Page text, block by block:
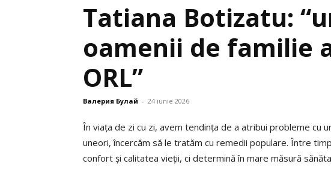
Tatiana Botizatu:
oamenii de familie
ORL”
Валерия Булай - 24 iunie 2026
În viața de zi cu zi, avem tendința de a atribui probleme cu
uneori, încercăm să le tratăm cu remedii populare. Între
confort și calitatea vieții, ci determină în mare măsură